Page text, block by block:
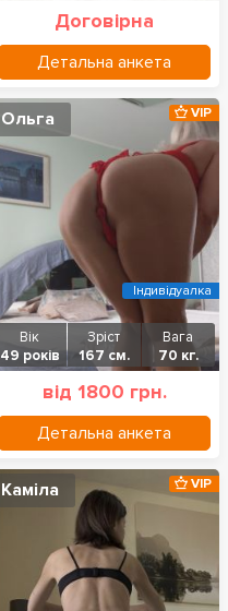
Договірна
Детальна анкета
Ольга
Вік
49 років
Зріст
167 см.
Вага
70 кг.
від 1800 грн.
Детальна анкета
VIP
Індивідуалка
Каміла VIP